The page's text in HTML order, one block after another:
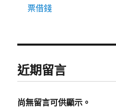
票借錢
近期留言
尚無留言可供顯示。